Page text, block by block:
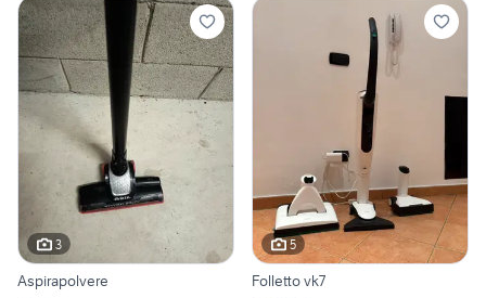
3
Aspirapolvere
5
Folletto vk7